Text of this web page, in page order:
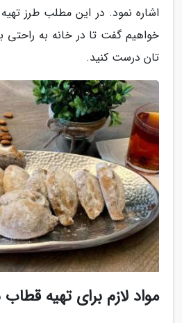
اشاره نمود. در این مطلب طرز
خواهیم گفت تا در خانه به راحتی
تان درست کنید.
مواد لازم برای تهیه